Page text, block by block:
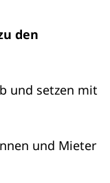
den
und setzen mit
und Mieter